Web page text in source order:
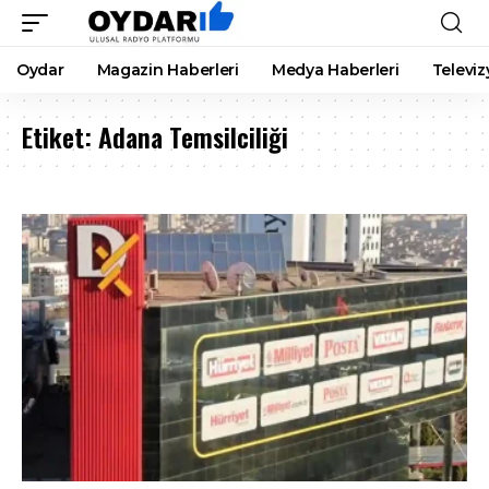
Oydar Magazin Haberleri Medya Haberleri
Etiket:Adana Temsilciliği